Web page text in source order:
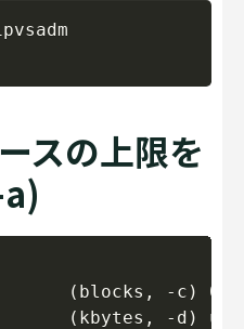
スの上限を
(blocks, -c) 0
(kbytes, -d)